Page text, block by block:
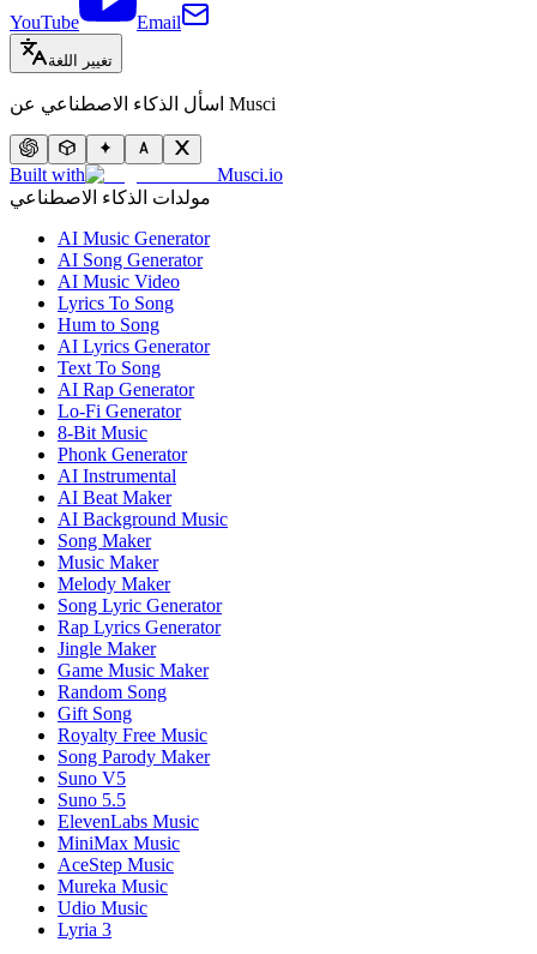
YouTube Email
تغيير اللغة
اسأل الذكاء الاصطناعي عن Musci
Built with
Musci.io
مولدات الذكاء الاصطناعي
AI Music Generator
AI Song Generator
AI Music Video
Lyrics To Song
Hum to Song
AI Lyrics Generator
Text To Song
AI Rap Generator
Lo-Fi Generator
8-Bit Music
Phonk Generator
AI Instrumental
AI Beat Maker
AI Background Music
Song Maker
Music Maker
Melody Maker
Song Lyric Generator
Rap Lyrics Generator
Jingle Maker
Game Music Maker
Random Song
Gift Song
Royalty Free Music
Song Parody Maker
Suno V5
Suno 5.5
ElevenLabs Music
MiniMax Music
AceStep Music
Mureka Music
Udio Music
Lyria 3